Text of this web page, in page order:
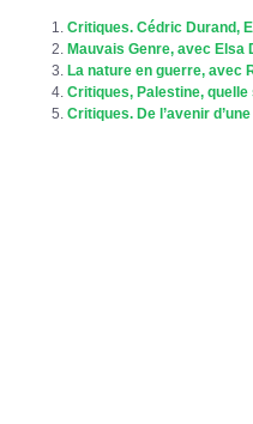
Critiques. Cédric Durand,
Mauvais Genre, avec Elsa
La nature en guerre, avec
Critiques, Palestine,
Critiques. De l’avenir